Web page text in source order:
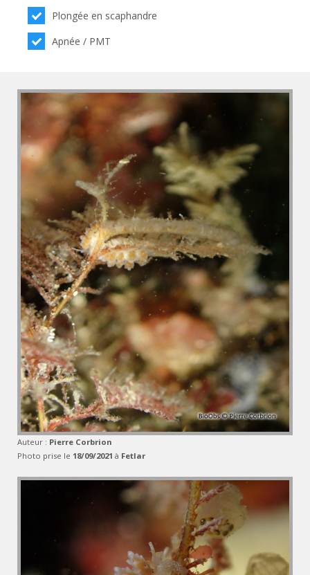
Plongée en scaphandre
Apnée / PMT
Auteur : Pierre Corbrion
Photo prise le 18/09/2021 à Fetlar